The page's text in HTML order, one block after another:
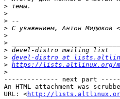
>
>
>
> С уважением, Антон Мидюков <
>
>
>
> devel-distro at
> https://lists.altlinux.org/
>
-------------- next part
An HTML attachment was
URL: <http://lists.altlinux.org/